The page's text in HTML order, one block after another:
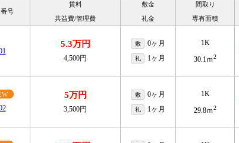
号
賃料
共益費/管理費
敷金
礼金
間取り
専有面積
5.3万円
4,500円
敷 0ヶ月
礼 1ヶ月
1K
30.1ｍ2
5万円
3,500円
敷 0ヶ月
礼 1ヶ月
1K
29.8ｍ2